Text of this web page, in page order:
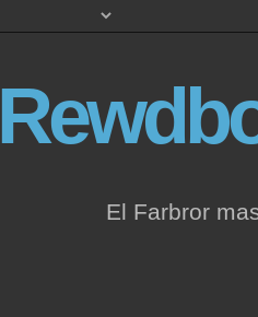
El Farbror